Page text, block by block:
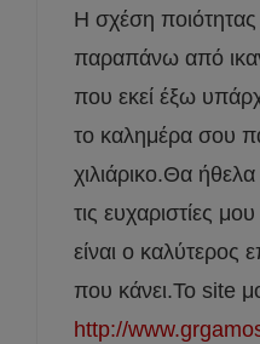
Η σχέση ποιότητας
παραπάνω από
που εκεί έξω
το καλημέρα σου
χιλιάρικο.Θα
τις ευχαριστίες
είναι ο καλύτερος
που κάνει.Το site
http://